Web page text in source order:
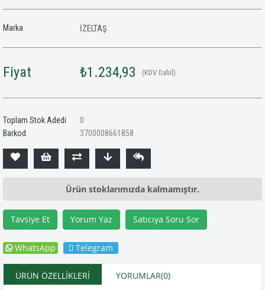
Marka İZELTAŞ
Fiyat ₺1.234,93 (KDV Dahil)
Toplam Stok Adedi
0
Barkod
3700008661858
Ürün stoklarımızda kalmamıştır.
Tavsiye Et Yorum Yaz Satıcıya Soru Sor
WhatsApp Telegram
ÜRÜN ÖZELLIKLERI YORUMLAR(0)